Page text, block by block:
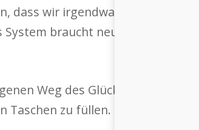
dass wir irgendwann mit
braucht neue Lösungen –
Weg des Glücks. Ihr Orang
Taschen zu füllen.